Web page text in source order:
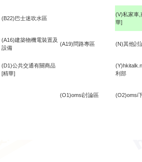
(B22)巴士迷吹水區
(V)私家車,
華]
(A16)建築物機電裝置及
設備
(A19)問路專區 (N)其他討
(D1)公共交通有關商品
[精華]
利部
(O1)omsi討論區 (O2)omsi